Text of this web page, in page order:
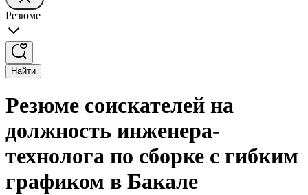
Резюме
Найти
Резюме соискателей на
должность инженера-
технолога по сборке с гибким
графиком в Бакале